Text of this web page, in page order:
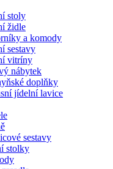
stoly
židle
a komody
sestavy
vitríny
nábytek
doplňky
jídelní lavice
sestavy
stolky